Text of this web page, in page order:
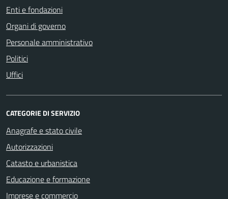
Enti e fondazioni
Organi di governo
Personale amministrativo
Politici
Uffici
CATEGORIE DI SERVIZIO
Anagrafe e stato civile
Autorizzazioni
Catasto e urbanistica
Educazione e formazione
Imprese e commercio